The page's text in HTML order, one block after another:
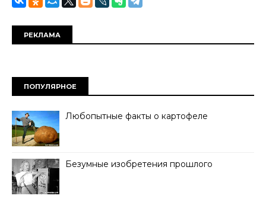
РЕКЛАМА
ПОПУЛЯРНОЕ
Любопытные факты о картофеле
Безумные изобретения прошлого